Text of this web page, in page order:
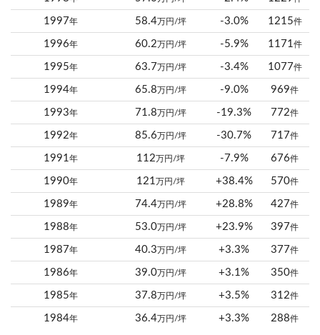
1997年 58.4万円/坪 -3.0% 1215件
1996年 60.2 万円/坪 -5.9% 1171件
1995年 63.7 万円/坪 -3.4% 1077件
1994年 65.8 万円/坪 -9.0% 969件
1993年 71.8 万円/坪 -19.3% 772件
1992年 85.6 万円/坪 -30.7% 717件
1991年 112 万円/坪 -7.9% 676件
1990年 121 万円/坪 +38.4% 570件
1989年 74.4万円/坪 +28.8% 427件
1988年 53.0万円/坪 +23.9% 397件
1987年 40.3 万円/坪 +3.3% 377件
1986年 39.0万円/坪 +3.1% 350件
1985年 37.8 万円/坪 +3.5% 312件
1984年 36.4万円/坪 +3.3% 288件